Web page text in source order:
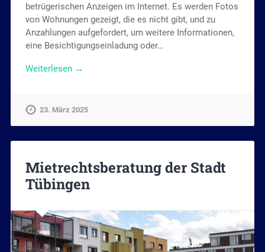
betrügerischen Anzeigen im Internet. Es werden Fotos
von Wohnungen gezeigt, die es nicht gibt, und zu
Anzahlungen aufgefordert, um weitere Informationen,
eine Besichtigungseinladung oder…
Weiterlesen →
23. März 2025
Mietrechtsberatung der Stadt
Tübingen